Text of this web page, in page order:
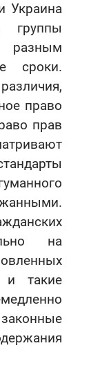
Украина
группы
сроки.
право
прав
на
и такие